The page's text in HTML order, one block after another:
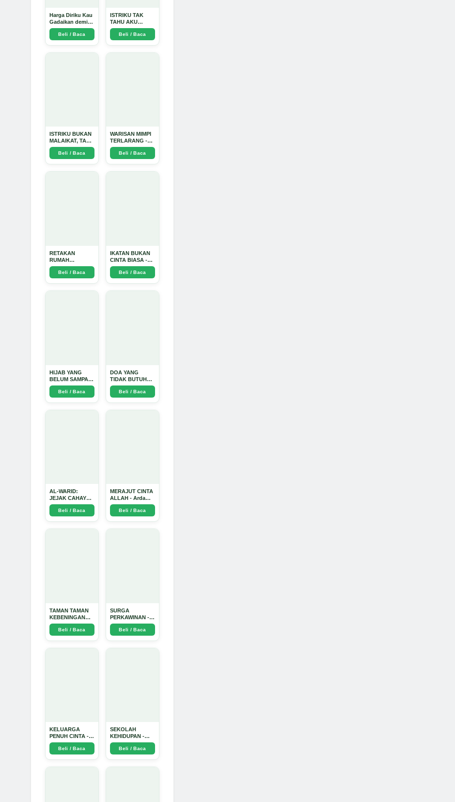
Harga Diriku Kau
Gadaikan demi
Perempuan Itu -
Arda Dinata
Beli / Baca
ISTRIKU TAK
TAHU AKU
PENGUSAHA
EMAS - Arda
Dinata
Beli / Baca
ISTRIKU BUKAN
MALAIKAT, TAPI
AKU JUGA
TIDAK SUCI -
Beli / Baca
WARISAN MIMPI
TERLARANG -
Arda Dinata
Beli / Baca
RETAKAN
RUMAH
TANGGA:
Sebuah
Perjalanan
Beli / Baca
IKATAN BUKAN
CINTA BIASA -
Arda Dinata
Beli / Baca
HIJAB YANG
BELUM SAMPAI
KE HATI: Ketika
Cinta Seorang
Ustadz Menjadi
Beli / Baca
DOA YANG
TIDAK BUTUH
SINYAL: Kisah
Tiga Jiwa yang
Tersesat di Era AI
Beli / Baca
AL-WARID:
JEJAK CAHAYA
DI ANTARA DUA
ZAMAN - Arda
Dinata
Beli / Baca
MERAJUT CINTA
ALLAH - Arda
Dinata
Beli / Baca
TAMAN TAMAN
KEBENINGAN
HATI - Arda
DinataBeli / Baca
SURGA
PERKAWINAN -
Arda Dinata
Beli / Baca
KELUARGA
PENUH CINTA -
Arda Dinata
Beli / Baca
SEKOLAH
KEHIDUPAN -
Arda Dinata
Beli / Baca